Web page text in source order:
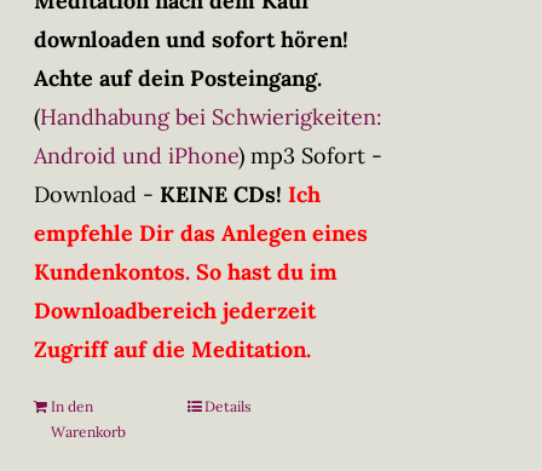
downloaden und sofort hören!
Achte auf dein Posteingang.
(Handhabung bei Schwierigkeiten:
Android und iPhone) mp3 Sofort -
Download - KEINE CDs! Ich
empfehle Dir das Anlegen eines
Kundenkontos. So hast du im
Downloadbereich jederzeit
Zugriff auf die Meditation.
In den
Warenkorb
Details